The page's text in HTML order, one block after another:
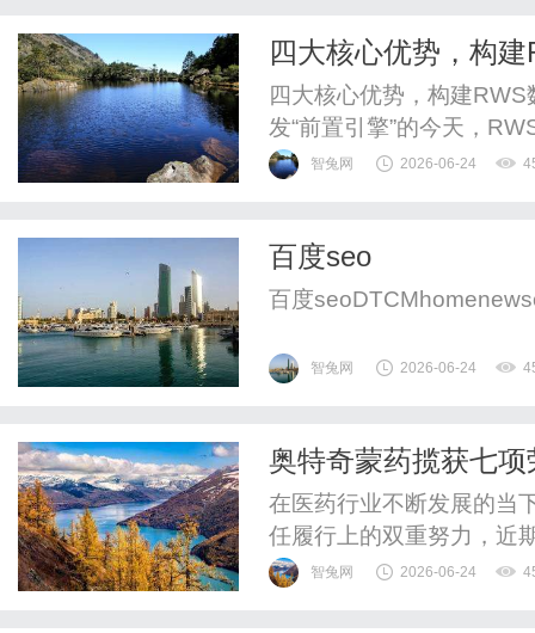
淄博博山区及周边地区提
四大核心优势，构
四大核心优势，构建
发“前置引擎”的今天，
能否应对复杂临床场景、
效、便捷、安全”的核心
智兔网 2026-06-24
百度seo
百度
智兔网 2026-06-24
奥特奇蒙药揽获七
在医药行业不断发展的当
任履行上的双重努力，近
企业成长历程中的亮眼注
智兔网 2026-06-24